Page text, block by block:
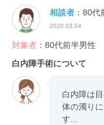
相談者 ：80
2020.03.04
対象者 ：80代前半男性
白内障手術について
白内障は
体の濁り
す...